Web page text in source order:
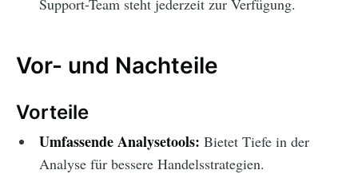
Support-Team steht jederzeit zur Verfügung.
Vor- und Nachteile
Vorteile
Umfassende Analysetools: Bietet Tiefe in der
Analyse für bessere Handelsstrategien.